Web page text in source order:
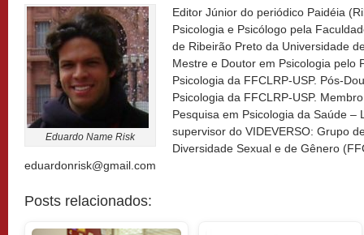
Eduardo Name Risk
Editor Júnior do periódico Paidéia
Psicologia e Psicólogo pela
de Ribeirão Preto da Universidade
Mestre e Doutor em Psicologia pelo
Psicologia da FFCLRP-USP. Pós-
Psicologia da FFCLRP-USP.
Pesquisa em Psicologia da Saúde –
supervisor do VIDEVERSO: Grupo
Diversidade Sexual e de Gênero
eduardonrisk@gmail.com
Posts relacionados: